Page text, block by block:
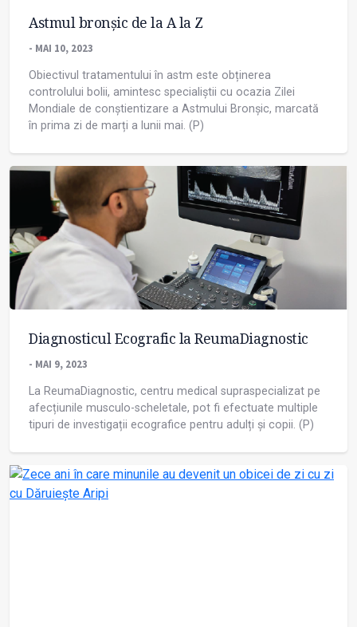
Astmul bronșic de la A la Z
- MAI 10, 2023
Obiectivul tratamentului în astm este obținerea
controlului bolii, amintesc specialiștii cu ocazia Zilei
Mondiale de conștientizare a Astmului Bronșic, marcată
în prima zi de marți a lunii mai. (P)
Diagnosticul Ecografic la ReumaDiagnostic
- MAI 9, 2023
La ReumaDiagnostic, centru medical supraspecializat pe
afecțiunile musculo-scheletale, pot fi efectuate multiple
tipuri de investigații ecografice pentru adulți și copii. (P)